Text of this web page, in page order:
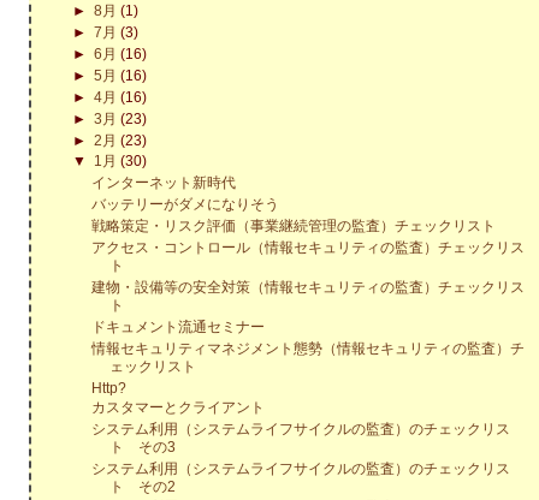
►8月(1)
►7月(3)
►6月(16)
►5月(16)
►4月(16)
►3月(23)
►2月(23)
▼ 1月(30)
インターネット新時代
バッテリーがダメになりそう
戦略策定・リスク評価（事業継続管理の監査）チェックリスト
アクセス・コントロール（情報セキュリティの監査）チェックリス
ト
建物・設備等の安全対策（情報セキュリティの監査）チェックリス
ト
ドキュメント流通セミナー
情報セキュリティマネジメント態勢（情報セキュリティの監査）チ
ェックリスト
Http?
カスタマーとクライアント
システム利用（システムライフサイクルの監査）のチェックリス
ト その3
システム利用（システムライフサイクルの監査）のチェックリス
ト その2